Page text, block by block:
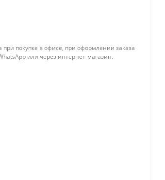
при покупке в офисе, при оформлении заказа
или через интернет-магазин.